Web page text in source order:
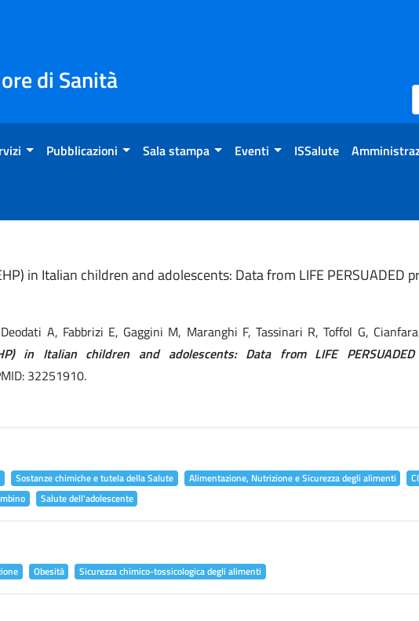
di Sanità
Pubblicazioni Sala stampa Eventi ISSalute
in Italian children and adolescents: Data from LIFE PERSUADED
A, Fabbrizi E, Gaggini M, Maranghi F, Tassinari R, Toffol G,
in Italian children and adolescents: Data from LIFE
32251910.
Sostanze chimiche e tutela della Salute Alimentazione, Nutrizione e Sicurezza degli alimenti
Salute dell'adolescente
Obesità Sicurezza chimico-tossicologica degli alimenti